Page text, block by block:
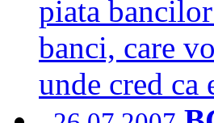
piata
banci, care
unde cred